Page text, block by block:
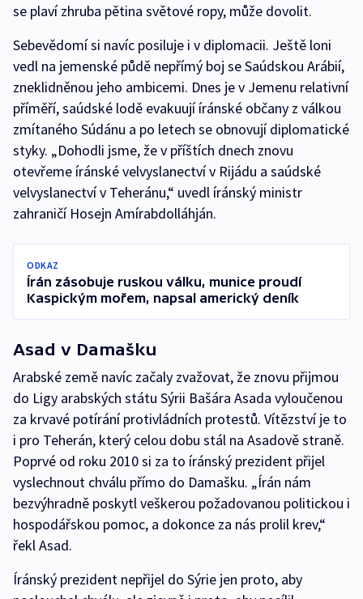
se plaví zhruba pětina světové ropy, může dovolit.
Sebevědomí si navíc posiluje i v diplomacii. Ještě loni
vedl na jemenské půdě nepřímý boj se Saúdskou Arábií,
zneklidněnou jeho ambicemi. Dnes je v Jemenu relativní
příměří, saúdské lodě evakuují íránské občany z válkou
zmítaného Súdánu a po letech se obnovují diplomatické
styky. „Dohodli jsme, že v příštích dnech znovu
otevřeme íránské velvyslanectví v Rijádu a saúdské
velvyslanectví v Teheránu,“ uvedl íránský ministr
zahraničí Hosejn Amírabdolláhján.
ODKAZ
Írán zásobuje ruskou válku, munice proudí
Kaspickým mořem, napsal americký deník
Asad v Damašku
Arabské země navíc začaly zvažovat, že znovu přijmou
do Ligy arabských státu Sýrii Bašára Asada vyloučenou
za krvavé potírání protivládních protestů. Vítězství je to
i pro Teherán, který celou dobu stál na Asadově straně.
Poprvé od roku 2010 si za to íránský prezident přijel
vyslechnout chválu přímo do Damašku. „Írán nám
bezvýhradně poskytl veškerou požadovanou politickou i
hospodářskou pomoc, a dokonce za nás prolil krev,“
řekl Asad.
Íránský prezident nepřijel do Sýrie jen proto, aby